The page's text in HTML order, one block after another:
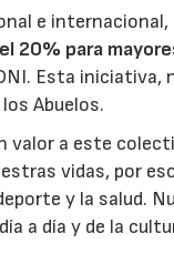
e internacional,
20% para
Esta
Abuelos.
valor a este
vidas, por
y la salud.
a día y de la